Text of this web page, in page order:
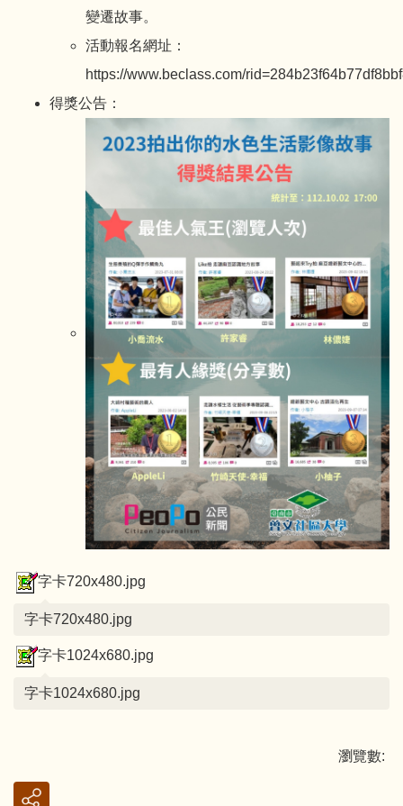
變遷故事。
活動報名網址：
https://www.beclass.com/
得獎公告：
字卡720x480.jpg
字卡720x480.jpg
字卡1024x680.jpg
字卡1024x680.jpg
瀏覽數: